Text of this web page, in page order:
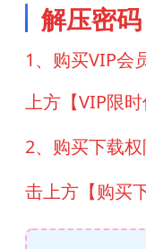
解压密码
1、购买VIP会
上方【VIP限
2、购买下载
击上方【购买